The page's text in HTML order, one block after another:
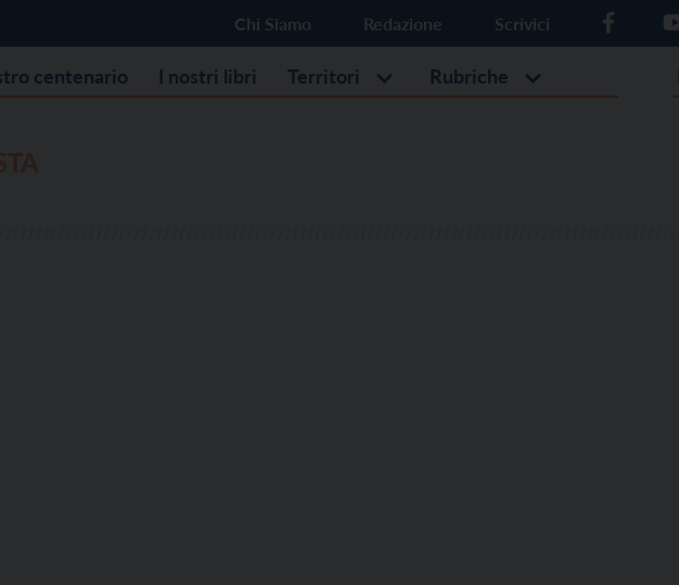
Chi Siamo Redazione Scrivici
centenario I nostri libri Territori Rubriche